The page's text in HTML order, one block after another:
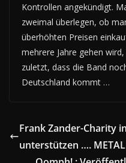
Kontrollen angekündigt.
zweimal überlegen, ob
überhöhten Preisen
mehrere Jahre gehen
zuletzt, dass die Band
Deutschland kommt …
Frank Zander-Charity
unterstützen ….